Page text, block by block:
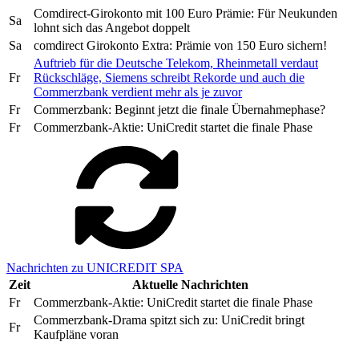
Sa
Comdirect-Girokonto mit 100 Euro Prämie: Für Neukunden
lohnt sich das Angebot doppelt
Sa
comdirect Girokonto Extra: Prämie von 150 Euro sichern!
Fr
Auftrieb für die Deutsche Telekom, Rheinmetall verdaut
Rückschläge, Siemens schreibt Rekorde und auch die
Commerzbank verdient mehr als je zuvor
Fr
Commerzbank: Beginnt jetzt die finale Übernahmephase?
Fr
Commerzbank-Aktie: UniCredit startet die finale Phase
Nachrichten zu UNICREDIT SPA
Zeit
Aktuelle Nachrichten
Fr
Commerzbank-Aktie: UniCredit startet die finale Phase
Fr
Commerzbank-Drama spitzt sich zu: UniCredit bringt
Kaufpläne voran